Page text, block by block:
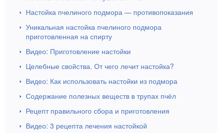
Настойка пчелиного подмора — противопоказания
Уникальная настойка пчелиного подмора
приготовленная на спирту
Видео: Приготовление настойки
Целебные свойства. От чего лечит настойка?
Видео: Как использовать настойки из подмора
Содержание полезных веществ в трупах пчёл
Рецепт правильного сбора и приготовления
Видео: 3 рецепта лечения настойкой